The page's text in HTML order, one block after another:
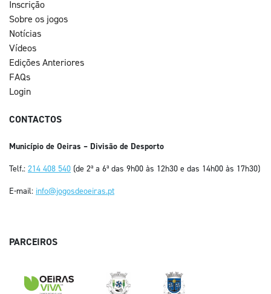
Inscrição
Sobre os jogos
Notícias
Vídeos
Edições Anteriores
FAQs
Login
CONTACTOS
Município de Oeiras – Divisão de Desporto
Telf.: 214 408 540 (de 2ª a 6ª das 9h00 às 12h30 e das 14h00 às 17h30)
E-mail: info@jogosdeoeiras.pt
PARCEIROS